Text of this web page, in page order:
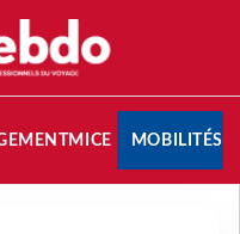
MICE MOBILITÉS